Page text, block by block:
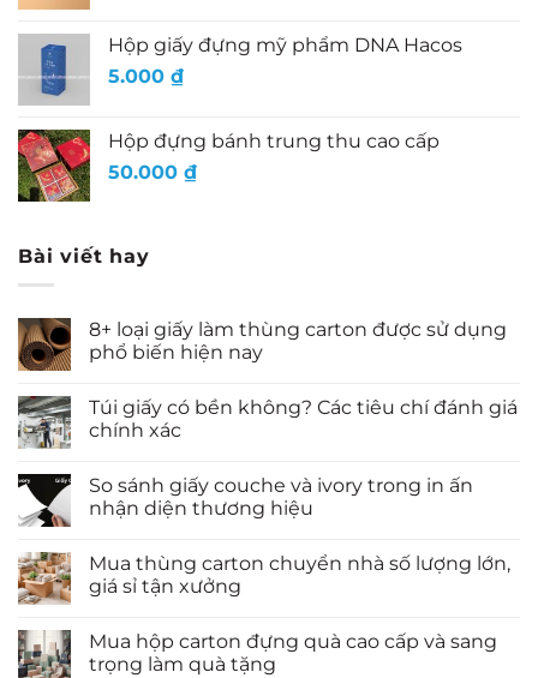
Hộp giấy đựng mỹ phẩm DNA Hacos
5.000 ₫
Hộp đựng bánh trung thu cao cấp
50.000 ₫
Bài viết hay
8+ loại giấy làm thùng carton được sử dụng
phổ biến hiện nay
Túi giấy có bền không? Các tiêu chí đánh giá
chính xác
So sánh giấy couche và ivory trong in ấn
nhận diện thương hiệu
Mua thùng carton chuyển nhà số lượng lớn,
giá sỉ tận xưởng
Mua hộp carton đựng quà cao cấp và sang
trọng làm quà tặng